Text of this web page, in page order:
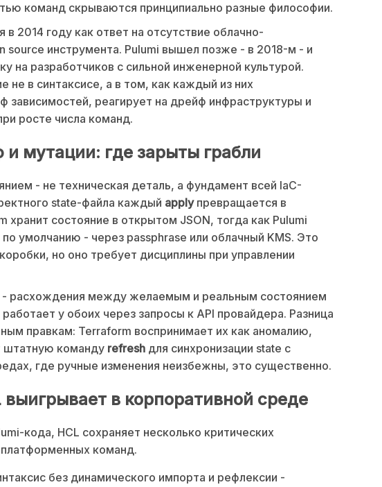
команд скрываются принципиально разные философии.
в 2014 году как ответ на отсутствие облачно-
source инструмента. Pulumi вышел позже - в 2018-м - и
на разработчиков с сильной инженерной культурой.
не в синтаксисе, а в том, как каждый из них
зависимостей, реагирует на дрейф инфраструктуры и
росте числа команд.
и мутации: где зарыты грабли
- не техническая деталь, а фундамент всей IaC-
state-файла каждый applyпревращается в
хранит состояние в открытом JSON, тогда как Pulumi
умолчанию - через passphrase или облачный KMS. Это
но оно требует дисциплины при управлении
расхождения между желаемым и реальным состоянием
у обоих через запросы к API провайдера. Разница
правкам: Terraform воспринимает их как аномалию,
штатную команду refresh для синхронизации state с
где ручные изменения неизбежны, это существенно.
в корпоративной среде
кода, HCL сохраняет несколько критических
команд.
без динамического импорта и рефлексии -